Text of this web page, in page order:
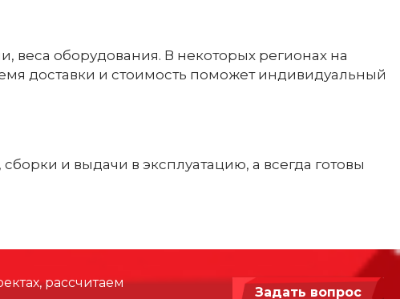
веса оборудования. В некоторых регионах на
доставки и стоимость поможет индивидуальный
и выдачи в эксплуатацию, а всегда готовы
рассчитаем
Задать вопрос